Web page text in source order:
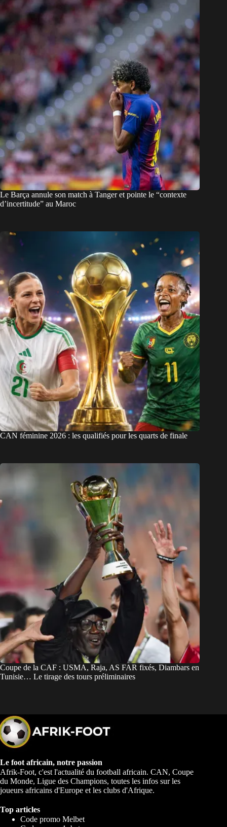
Le Barça annule son match à Tanger et pointe le “contexte
d’incertitude” au Maroc
CAN féminine 2026 : les qualifiés pour les quarts de finale
Coupe de la CAF : USMA, Raja, AS FAR fixés, Diambars en
Tunisie… Le tirage des tours préliminaires
Le foot africain, notre passion
Afrik-Foot, c'est l'actualité du football africain. CAN, Coupe
du Monde, Ligue des Champions, toutes les infos sur les
joueurs africains d'Europe et les clubs d'Afrique.
Top articles
Code promo Melbet